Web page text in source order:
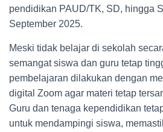
pendidikan PAUD/TK, SD, hingga
September 2025.
Meski tidak belajar di sekolah
semangat siswa dan guru tetap
pembelajaran dilakukan dengan
digital Zoom agar materi tetap
Guru dan tenaga kependidikan
untuk mendampingi siswa,